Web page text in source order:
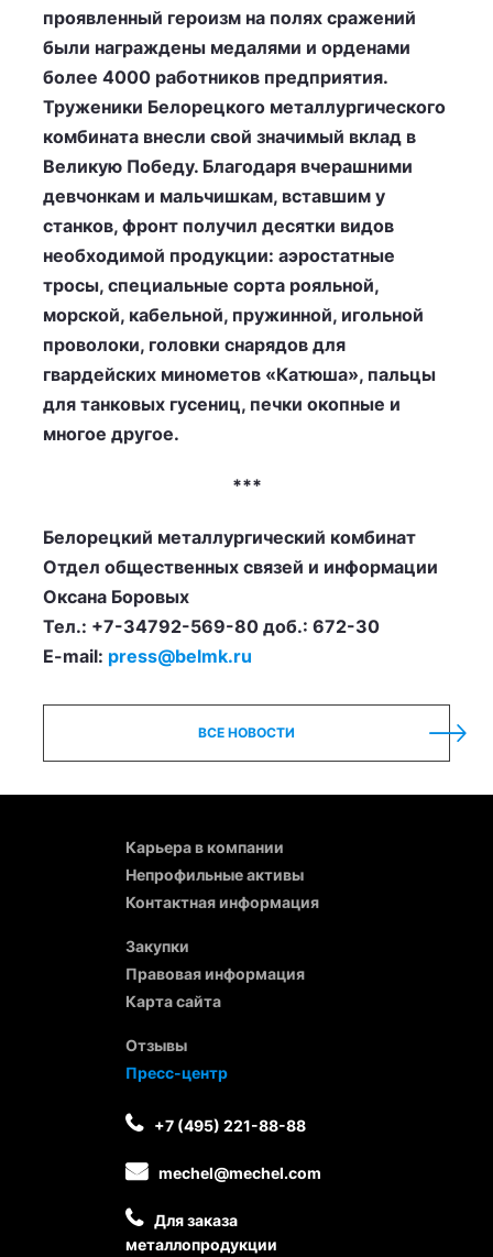
проявленный героизм на полях сражений
были награждены медалями и орденами
более 4000 работников предприятия.
Труженики Белорецкого металлургического
комбината внесли свой значимый вклад в
Великую Победу. Благодаря вчерашними
девчонкам и мальчишкам, вставшим у
станков, фронт получил десятки видов
необходимой продукции: аэростатные
тросы, специальные сорта рояльной,
морской, кабельной, пружинной, игольной
проволоки, головки снарядов для
гвардейских минометов «Катюша», пальцы
для танковых гусениц, печки окопные и
многое другое.
***
Белорецкий металлургический комбинат
Отдел общественных связей и информации
Оксана Боровых
Тел.: +7-34792-569-80 доб.: 672-30
E-mail: press@belmk.ru
ВСЕ НОВОСТИ
Карьера в компании
Непрофильные активы
Контактная информация
Закупки
Правовая информация
Карта сайта
Отзывы
Пресс-центр
+7 (495) 221-88-88
mechel@mechel.com
Для заказа
металлопродукции